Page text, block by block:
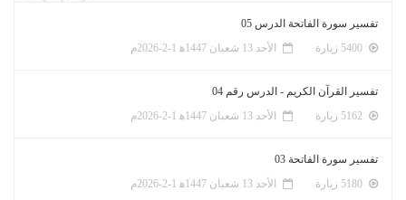
تفسير سورة الفاتحة الدرس 05
الأحد 13 شعبان 1447ﻫ 1-2-2026م
تفسير القرآن الكريم - الدرس رقم 04
الأحد 13 شعبان 1447ﻫ 1-2-2026م
تفسير سورة الفاتحة 03
الأحد 13 شعبان 1447ﻫ 1-2-2026م